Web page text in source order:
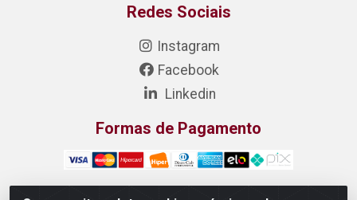
Redes Sociais
Instagram
Facebook
Linkedin
Formas de Pagamento